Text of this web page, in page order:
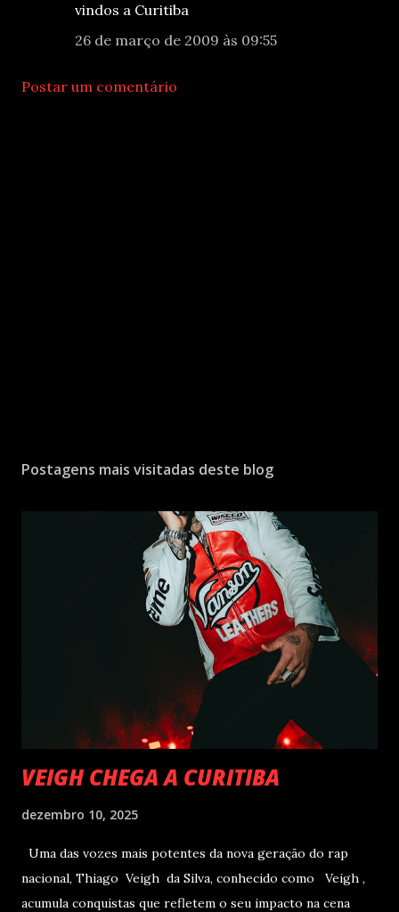
vindos a Curitiba
26 de março de 2009 às 09:55
Postar um comentário
Postagens mais visitadas deste blog
VEIGH CHEGA A CURITIBA
dezembro 10, 2025
Uma das vozes mais potentes da nova geração do rap
nacional, Thiago Veigh da Silva, conhecido como Veigh ,
acumula conquistas que refletem o seu impacto na cena